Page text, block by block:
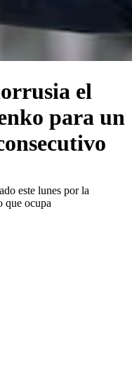
el
para un
este lunes por la
que ocupa